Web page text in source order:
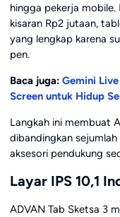
hingga pekerja
kisaran Rp2 jutaan,
yang lengkap karena
pen.
Baca juga: Gemini
Screen untuk Hidup
Langkah ini membuat
dibandingkan
aksesori pendukung
Layar IPS 10,1
ADVAN Tab Sketsa 3